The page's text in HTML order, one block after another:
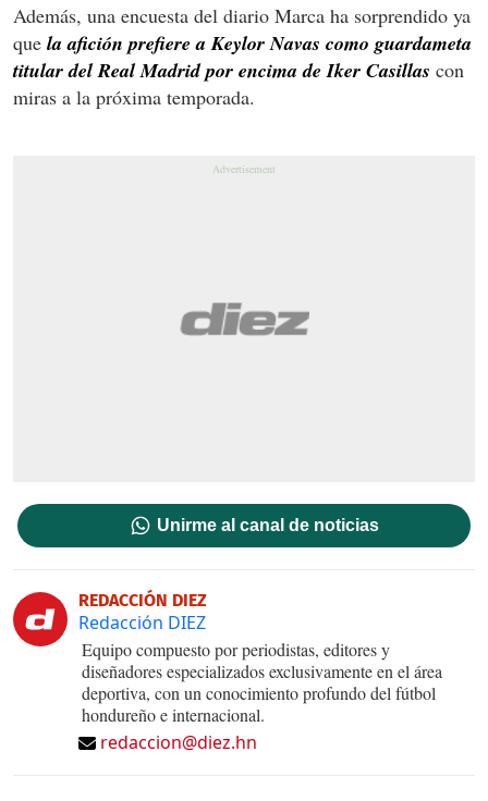
Además, una encuesta del diario Marca ha sorprendido ya
que la afición prefiere a Keylor Navas como guardameta
titular del Real Madrid por encima de Iker Casillas con
miras a la próxima temporada.
Unirme al canal de noticias
REDACCIÓN DIEZ
Redacción DIEZ
Equipo compuesto por periodistas, editores y
diseñadores especializados exclusivamente en el área
deportiva, con un conocimiento profundo del fútbol
hondureño e internacional.
redaccion@diez.hn